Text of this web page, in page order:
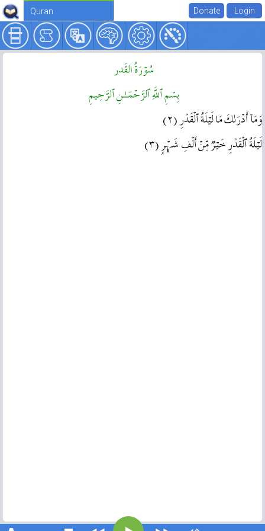
Quran
سُوۡرَةُ القَدر
بِسۡمِ ٱللَّهِ ٱلرَّحۡمَـٰنِ ٱلرَّحِيمِ
وَمَآ أَدۡرَٮٰكَ مَا لَيۡلَةُ ٱلۡقَدۡرِ ( ٢ )
لَيۡلَةُ ٱلۡقَدۡرِ خَيۡرٌ۬ مِّنۡ أَلۡفِ شَہۡرٍ۬ ( ٣ )